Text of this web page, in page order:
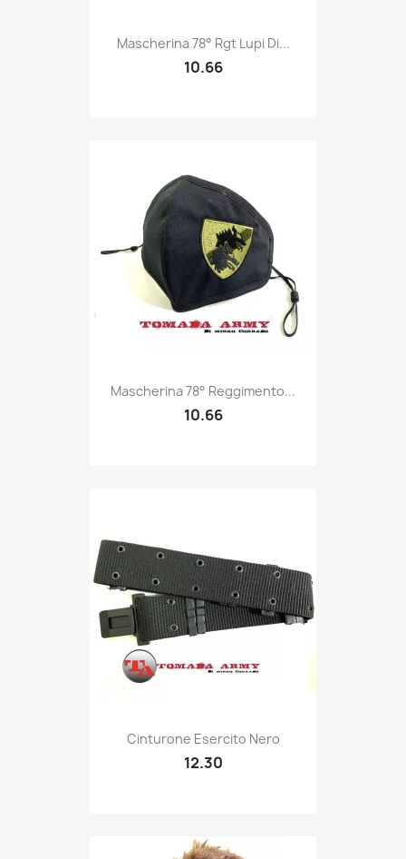
Quick view
Mascherina 78° Rgt Lupi Di...
10.66
Quick view
Mascherina 78° Reggimento...
10.66
Quick view
Cinturone Esercito Nero
12.30